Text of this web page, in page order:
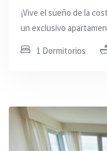
¡Vive el sueño de la
un exclusivo
1 Dormitorios